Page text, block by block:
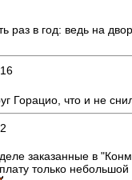
раз в год: ведь на
Горацио, что и не
заказанные в
только